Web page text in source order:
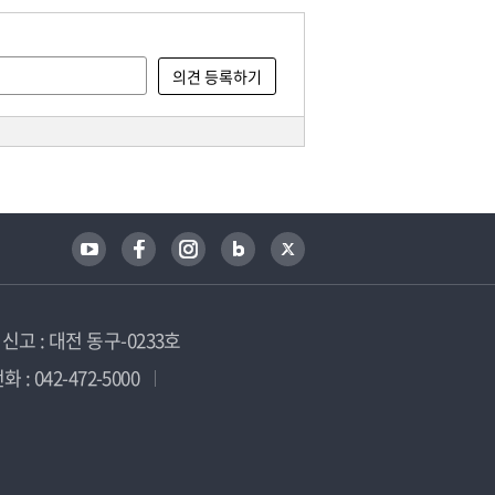
고 : 대전 동구-0233호
: 042-472-5000